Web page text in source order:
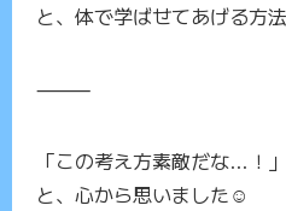
と、体で学ばせてあげる方
⸻
「この考え方素敵だな…！」
と、心から思いました☺️